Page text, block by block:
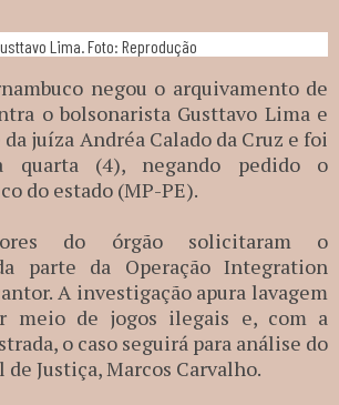
Lima. Foto: Reprodução
negou o arquivamento de
o bolsonarista Gusttavo Lima e
da juíza Andréa Calado da Cruz e foi
quarta (4), negando pedido o
do estado (MP-PE).
do órgão solicitaram o
parte da Operação Integration
A investigação apura lavagem
meio de jogos ilegais e, com a
o caso seguirá para análise do
Justiça, Marcos Carvalho.